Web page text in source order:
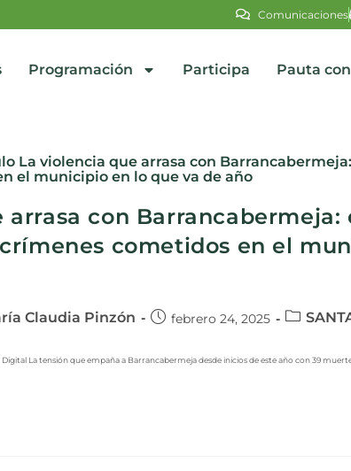
Comunicaciones
Programación Participa Pauta
arrasa con Barrancabermeja:
cometidos en el
Claudia Pinzón febrero 24, 2025
Digital La tensión que empaña a Barrancabermeja desde inicios de este año con 39